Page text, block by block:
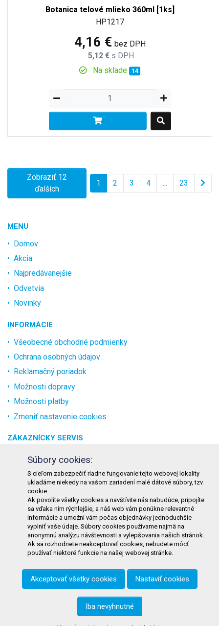
Botanica telové mlieko 360ml [1ks]
HP1217
4,16 € bez DPH
5,12 € s DPH
Na sklade
14
Zobraziť 12
ďalších
1 2 3 4 23
MENU
Domov
Akcia
Najpredávanejšie
Odvetvia
Novinky
INFORMÁCIE
Všeobecné obchodné podmienky
Ochrana osobných údajov
Reklamačný poriadok
Možnosti dopravy
Možnosti platby
Zmeniť nastavenie cookies
ZÁKAZNÍCKY SERVIS
O spoločnosti
Kontakt
Odstúpenie od zmluvy online
KONTAKT
TURON GASTRO s.r.o.
Starohorského 4328/3
031 01 Liptovský Mikuláš
Slovenská republika
Telefón:+421 911 585 730
objednavky@tgastro.sk
Súbory cookies:
S cieľom zabezpečiť riadne fungovanie tejto webovej lokality
ukladáme niekedy na vašom zariadení malé dátové súbory, tzv.
cookie.
Ak povolíte všetky cookies a navštívite nás nabudúce, pripojíte
sa vďaka ním rýchlejšie, a náš web vám ponúkne relevantné
informácie a umožní vám počas objednávky jednoduchšie
vyplniť vaše údaje. Súbory cookies používame najmä na
anonymnú analýzu návštevnosti a vylepšovania našich stránok.
Ak sa rozhodnete neakceptovať cookies, nebudete môcť
používať niektoré funkcie na našej webovej stránke.
Akceptovať všetky cookies Nastaviť cookies
Iba nevyhnutné